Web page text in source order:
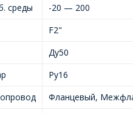
среды
-20 — 200
F2"
Ду50
Ру16
Фланцевый,